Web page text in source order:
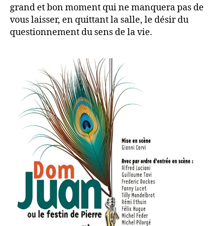
grand et bon moment qui ne manquera pas de
vous laisser, en quittant la salle, le désir du
questionnement du sens de la vie.